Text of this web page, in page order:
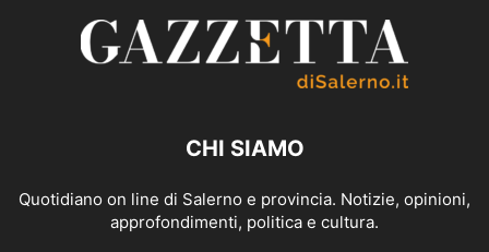
CHI SIAMO
Quotidiano on line di Salerno e provincia. Notizie, opinioni,
approfondimenti, politica e cultura.